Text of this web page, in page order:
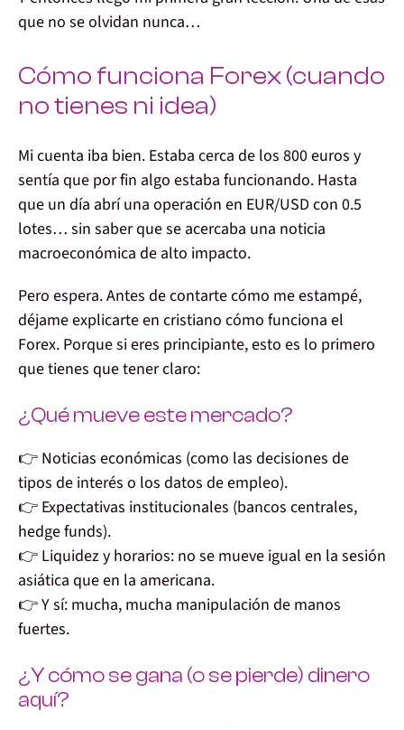
que no se olvidan nunca…
Cómo funciona Forex (cuando
no tienes ni idea)
Mi cuenta iba bien. Estaba cerca de los 800 euros y
sentía que por fin algo estaba funcionando. Hasta
que un día abrí una operación en EUR/USDcon 0.5
lotes… sin saber que se acercaba una noticia
macroeconómica de alto impacto.
Pero espera. Antes de contarte cómo me estampé,
déjame explicarte en cristiano cómo funciona el
Forex. Porque si eres principiante, esto es lo primero
que tienes que tener claro:
¿Qué mueve este mercado?
👉 Noticias económicas (como las decisiones de
tipos de interés o los datos de empleo).
👉 Expectativas institucionales (bancos centrales,
hedge funds).
👉 Liquidez y horarios: no se mueve igual en la sesión
asiática que en la americana.
👉 Y sí: mucha, mucha manipulación de manos
fuertes.
¿Y cómo se gana (o se pierde) dinero
aquí?